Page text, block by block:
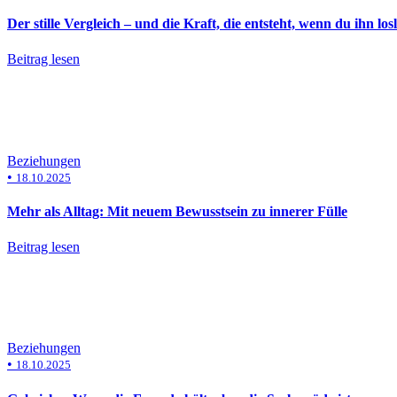
Der stille Vergleich – und die Kraft, die entsteht, wenn du ihn
Beitrag lesen
Beziehungen
• 18.10.2025
Mehr als Alltag: Mit neuem Bewusstsein zu innerer Fülle
Beitrag lesen
Beziehungen
• 18.10.2025